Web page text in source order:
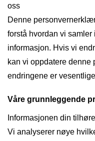
oss
Denne
forstå hvordan vi
informasjon. Hvis vi
kan vi oppdatere
endringene er
Våre grunnleggende
Informasjonen din
Vi analyserer nøye